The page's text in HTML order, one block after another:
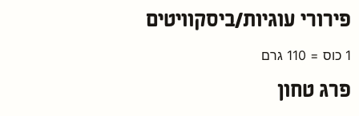
פירורי עוגיות/ביסקוויטים
1 כוס = 110 גרם
פרג טחון